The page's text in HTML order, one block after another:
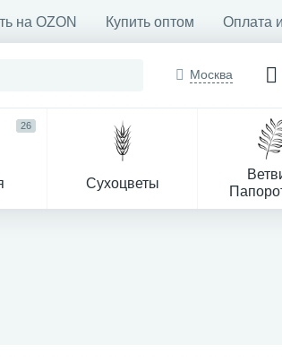
на OZON Купить оптом Оплата
Москва
26
Сухоцветы